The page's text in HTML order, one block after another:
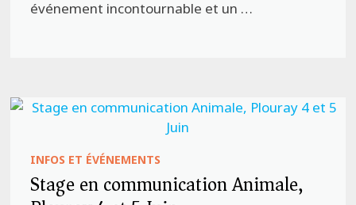
événement incontournable et un …
INFOS ET ÉVÉNEMENTS
Stage en communication Animale,